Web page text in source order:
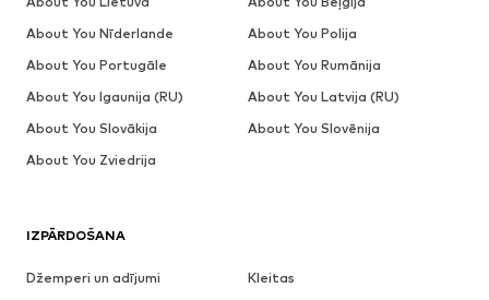
IZPĀRDOŠANA
Džemperi un adījumi
Kleitas
About You Nīderlande
About You Polija
About You Portugāle
About You Rumānija
About You Igaunija (RU)
About You Latvija (RU)
About You Slovākija
About You Slovēnija
About You Zviedrija